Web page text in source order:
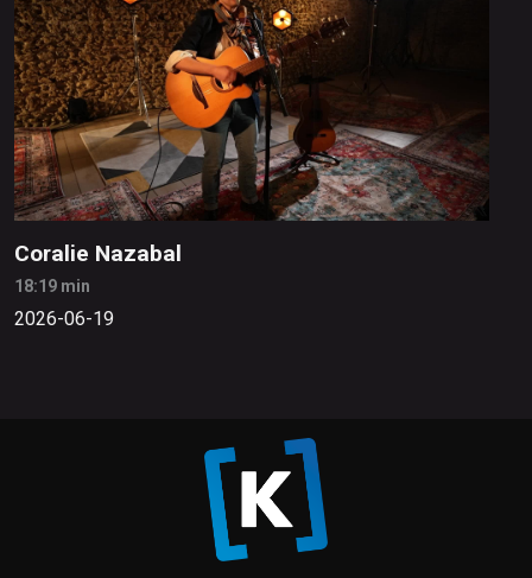
Coralie Nazabal
18:19 min
2026-06-19